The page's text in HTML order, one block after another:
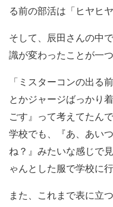
る前の部活は「ヒヤヒ
そして、辰田さんの中
識が変わったことが一つ
「ミスターコンの出る
とかジャージばっかり
ごす』って考えてたん
学校でも、『あ、あい
ね？』みたいな感じで
ゃんとした服で学校に
また、これまで表に立